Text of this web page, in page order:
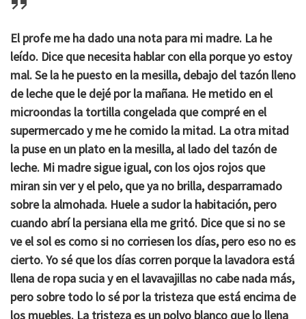
El profe me ha dado una nota para mi madre. La he
leído. Dice que necesita hablar con ella porque yo estoy
mal. Se la he puesto en la mesilla, debajo del tazón lleno
de leche que le dejé por la mañana. He metido en el
microondas la tortilla congelada que compré en el
supermercado y me he comido la mitad. La otra mitad
la puse en un plato en la mesilla, al lado del tazón de
leche. Mi madre sigue igual, con los ojos rojos que
miran sin ver y el pelo, que ya no brilla, desparramado
sobre la almohada. Huele a sudor la habitación, pero
cuando abrí la persiana ella me gritó. Dice que si no se
ve el sol es como si no corriesen los días, pero eso no es
cierto. Yo sé que los días corren porque la lavadora está
llena de ropa sucia y en el lavavajillas no cabe nada más,
pero sobre todo lo sé por la tristeza que está encima de
los muebles. La tristeza es un polvo blanco que lo llena